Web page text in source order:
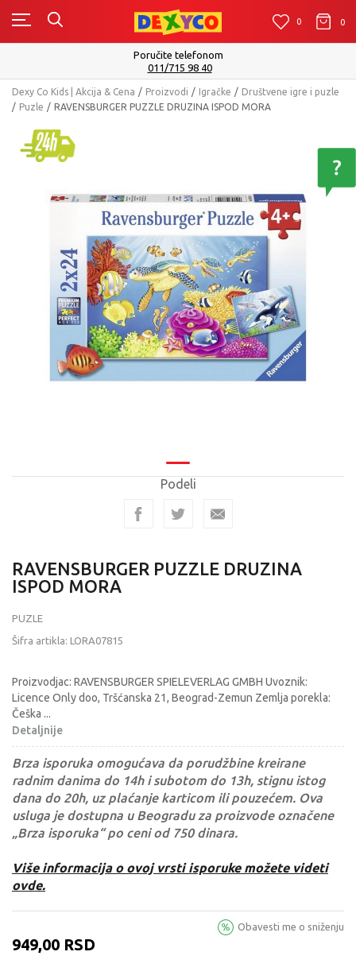
0 0 0
Poručite telefonom
011/715 98 40
Dexy Co Kids | Akcija & Cena Proizvodi Igračke
Društvene igre i puzle
Puzle
RAVENSBURGER PUZZLE DRUZINA ISPOD MORA
Podeli
RAVENSBURGER PUZZLE DRUZINA
ISPOD MORA
PUZLE
Šifra artikla: LORA07815
Proizvodjac: RAVENSBURGER SPIELEVERLAG GMBH Uvoznik:
Licence Only doo, Tršćanska 21, Beograd-Zemun Zemlja porekla:
Češka ...
Detaljnije
Brza isporuka omogućava da porudžbine kreirane
radnim danima do 14h i subotom do 13h, stignu istog
dana do 20h, uz plaćanje karticom ili pouzećem. Ova
usluga je dostupna u Beogradu za proizvode označene
„Brza isporuka“ po ceni od 750 dinara.
Više informacija o ovoj vrsti isporuke možete videti
ovde.
949,00 RSD
Obavesti me o sniženju